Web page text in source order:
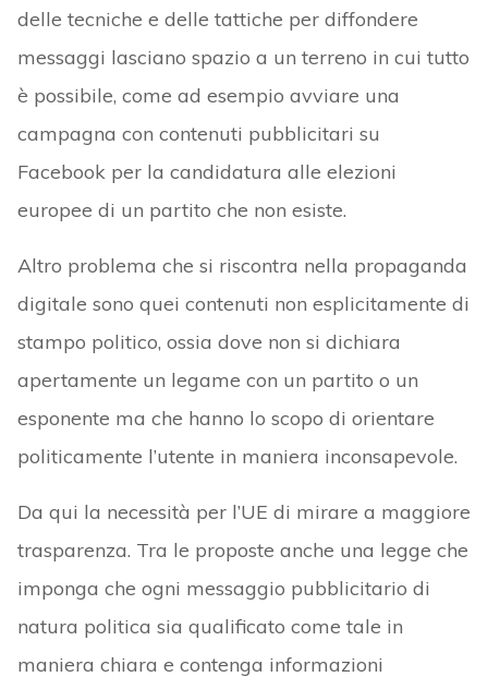
delle tecniche e delle tattiche per diffondere
messaggi lasciano spazio a un terreno in cui tutto
è possibile, come ad esempio avviare una
campagna con contenuti pubblicitari su
Facebook per la candidatura alle elezioni
europee di un partito che non esiste.
Altro problema che si riscontra nella propaganda
digitale sono quei contenuti non esplicitamente di
stampo politico, ossia dove non si dichiara
apertamente un legame con un partito o un
esponente ma che hanno lo scopo di orientare
politicamente l’utente in maniera inconsapevole.
Da qui la necessità per l’UE di mirare a maggiore
trasparenza. Tra le proposte anche una legge che
imponga che ogni messaggio pubblicitario di
natura politica sia qualificato come tale in
maniera chiara e contenga informazioni